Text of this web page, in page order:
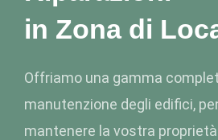
in Zona di
Offriamo una gamma
manutenzione degli edifici,
mantenere la vostra